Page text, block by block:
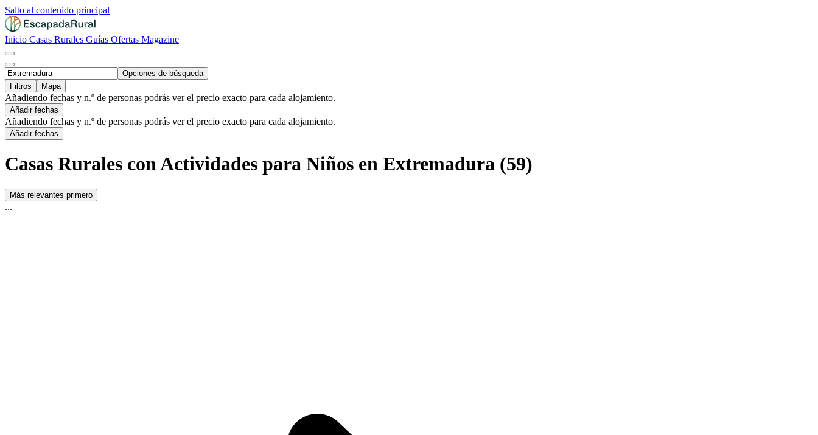
Salto al contenido principal
Inicio Casas Rurales Guías Ofertas Magazine
Opciones de búsqueda
Filtros
Mapa
Añadiendo fechas y n.º de personas podrás ver el precio exacto para cada alojamiento.
Añadir fechas
Añadiendo fechas y n.º de personas podrás ver el precio exacto para cada alojamiento.
Añadir fechas
Casas Rurales con Actividades para Niños en Extremadura (59)
Más relevantes primero
...